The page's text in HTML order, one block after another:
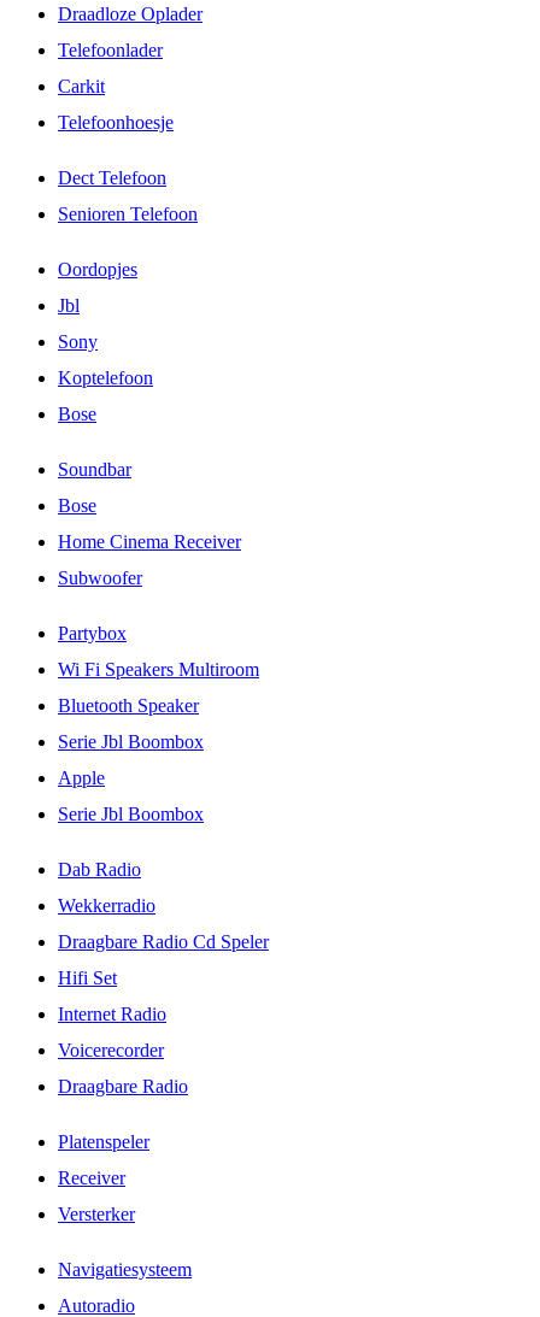
Draadloze Oplader
Telefoonlader
Carkit
Telefoonhoesje
Dect Telefoon
Senioren Telefoon
Oordopjes
Jbl
Sony
Koptelefoon
Bose
Soundbar
Bose
Home Cinema Receiver
Subwoofer
Partybox
Wi Fi Speakers Multiroom
Bluetooth Speaker
Serie Jbl Boombox
Apple
Serie Jbl Boombox
Dab Radio
Wekkerradio
Draagbare Radio Cd Speler
Hifi Set
Internet Radio
Voicerecorder
Draagbare Radio
Platenspeler
Receiver
Versterker
Navigatiesysteem
Autoradio